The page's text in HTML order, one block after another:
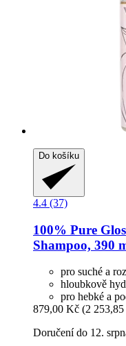
Do košíku
4.4 (37)
100% Pure
Shampoo, 390
pro suché a
hloubkově
pro hebké a
879,00 Kč (2
Doručení do 12.